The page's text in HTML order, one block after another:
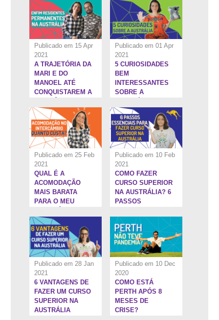
| INTERCAMBISTA
OTIMISTA #14
Publicado em 15 Apr
2021
A TRAJETÓRIA DA
MARI E DO
MANOEL ATÉ
CONQUISTAREM A
PERMANENTE NA
AUSTRÁLIA
Publicado em 01 Apr
2021
5 CURIOSIDADES
BEM
INTERESSANTES
SOBRE A
Publicado em 25 Feb
2021
QUAL É A
ACOMODAÇÃO
MAIS BARATA
PARA O MEU
Publicado em 10 Feb
2021
COMO FAZER
CURSO SUPERIOR
NA AUSTRÁLIA? 6
PASSOS
Publicado em 28 Jan
2021
6:22''
6 VANTAGENS DE
FAZER UM CURSO
SUPERIOR NA
AUSTRÁLIA
Publicado em 10 Dec
2020
3:35''
COMO ESTÁ
PERTH APÓS 8
MESES DE
CRISE?
3:24'' 26:15''